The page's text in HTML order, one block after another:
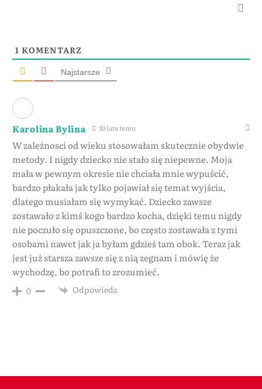
1 KOMENTARZ
Najstarsze
Karolina Bylina 10 lata temu
W zależnosci od wieku stosowałam skutecznie obydwie
metody. I nigdy dziecko nie stało się niepewne. Moja
mała w pewnym okresie nie chciała mnie wypuścić,
bardzo płakała jak tylko pojawiał się temat wyjścia,
dlatego musiałam się wymykać. Dziecko zawsze
zostawało z kimś kogo bardzo kocha, dzięki temu nigdy
nie poczuło się opuszczone, bo często zostawała z tymi
osobami nawet jak ja byłam gdzieś tam obok. Teraz jak
jest już starsza zawsze się z nią zegnam i mówię że
wychodzę, bo potrafi to zrozumieć.
0 Odpowiedz